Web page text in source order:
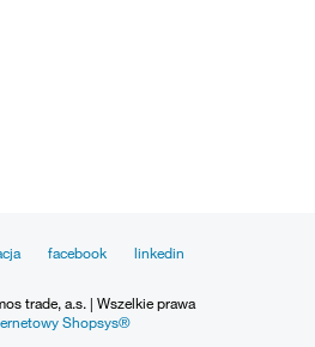
facebook
linkedin
trade, a.s. | Wszelkie prawa
Shopsys®